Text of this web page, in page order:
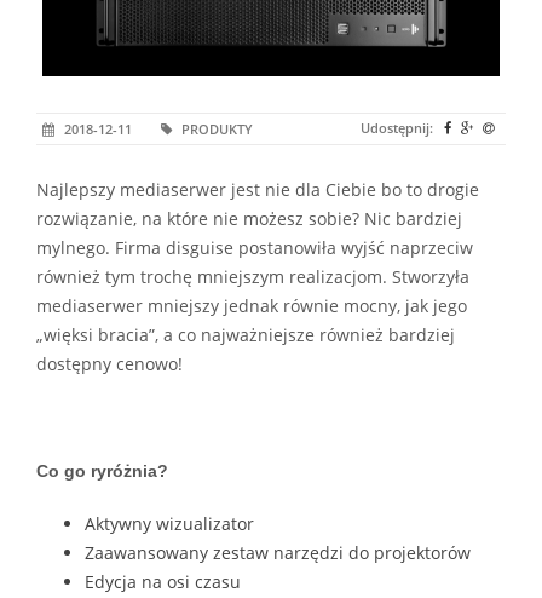
2018-12-11 PRODUKTY Udostępnij:
Najlepszy mediaserwer jest nie dla Ciebie bo to drogie
rozwiązanie, na które nie możesz sobie? Nic bardziej
mylnego. Firma disguise postanowiła wyjść naprzeciw
również tym trochę mniejszym realizacjom. Stworzyła
mediaserwer mniejszy jednak równie mocny, jak jego
„więksi bracia”, a co najważniejsze również bardziej
dostępny cenowo!
Co go ryróżnia?
Aktywny wizualizator
Zaawansowany zestaw narzędzi do projektorów
Edycja na osi czasu